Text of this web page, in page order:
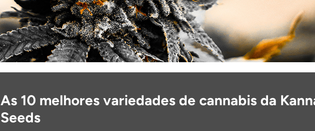
As 10 melhores variedades de cannabis da
Seeds